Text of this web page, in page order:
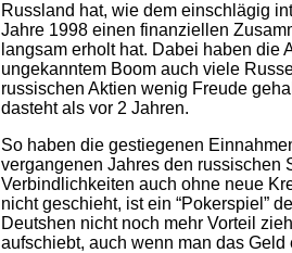
Russland hat, wie dem einschlägig
Jahre 1998 einen finanziellen
langsam erholt hat. Dabei haben die
ungekanntem Boom auch viele
russischen Aktien wenig Freude
dasteht als vor 2 Jahren.
So haben die gestiegenen
vergangenen Jahres den russischen
Verbindlichkeiten auch ohne neue
nicht geschieht, ist ein “Pokerspiel”
Deutshen nicht noch mehr Vorteil
aufschiebt, auch wenn man das Geld